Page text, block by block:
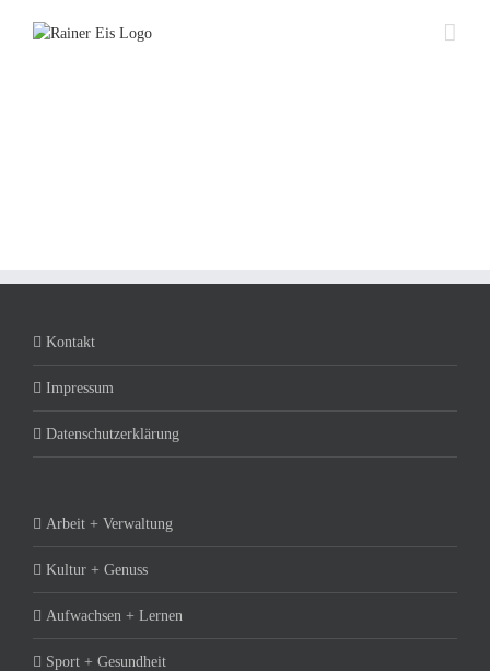
Inhalt
Kontakt
Impressum
Datenschutzerklärung
Arbeit + Verwaltung
Kultur + Genuss
Aufwachsen + Lernen
Sport + Gesundheit